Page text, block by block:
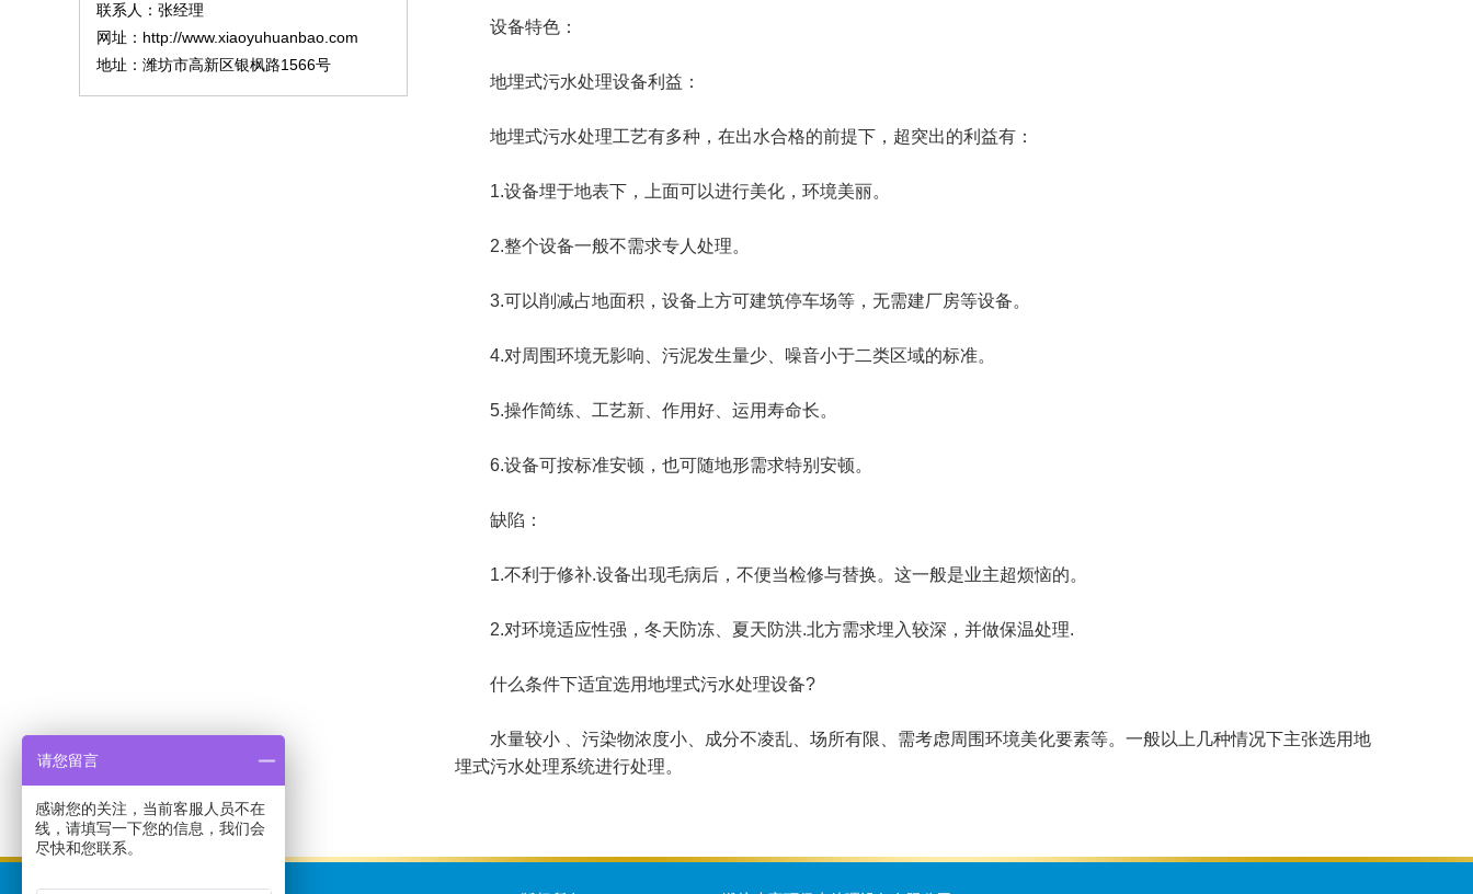
联系人：张经理
网址：http://www.xiaoyuhuanbao.com
地址：潍坊市高新区银枫路1566号
设备特色：
地埋式污水处理设备利益：
地埋式污水处理工艺有多种，在出水合格的前提下，超突出的利益有：
1.设备埋于地表下，上面可以进行美化，环境美丽。
2.整个设备一般不需求专人处理。
3.可以削减占地面积，设备上方可建筑停车场等，无需建厂房等设备。
4.对周围环境无影响、污泥发生量少、噪音小于二类区域的标准。
5.操作简练、工艺新、作用好、运用寿命长。
6.设备可按标准安顿，也可随地形需求特别安顿。
缺陷：
1.不利于修补.设备出现毛病后，不便当检修与替换。这一般是业主超烦恼的。
2.对环境适应性强，冬天防冻、夏天防洪.北方需求埋入较深，并做保温处理.
什么条件下适宜选用地埋式污水处理设备?
水量较小 、污染物浓度小、成分不凌乱、场所有限、需考虑周围环境美化要素等。一般以上几种情况下主张选用地
埋式污水处理系统进行处理。
请您留言
感谢您的关注，当前客服人员不在
线，请填写一下您的信息，我们会
尽快和您联系。